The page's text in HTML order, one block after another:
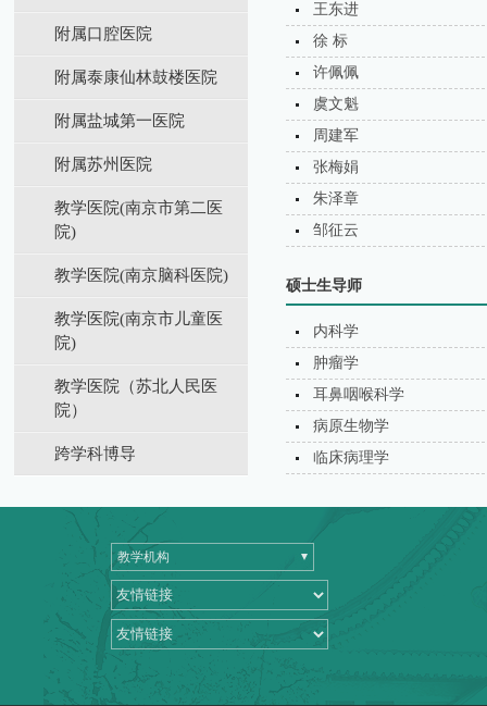
附属口腔医院
附属泰康仙林鼓楼医院
附属盐城第⼀医院
附属苏州医院
教学医院(南京市第二医
院)
教学医院(南京脑科医院)
教学医院(南京市儿童医
院)
教学医院（苏北⼈⺠医
院）
跨学科博导
王东进
徐 标
许佩佩
虞文魁
周建军
张梅娟
朱泽章
邹征云
硕士生导师
内科学
肿瘤学
耳鼻咽喉科学
病原生物学
临床病理学
教学机构